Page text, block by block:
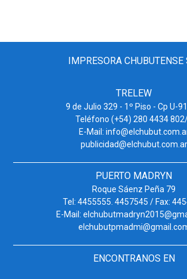
IMPRESORA CHUBUTENSE
TRELEW
9 de Julio 329 - 1º Piso - Cp U-
Teléfono (+54) 280 4434
E-Mail:
publicidad@elchubut.com.ar
PUERTO MADRYN
Roque Sáenz Peña 79
Tel: 4455555. 4457545 / Fax:
E-Mail:
ENCONTRANOS EN